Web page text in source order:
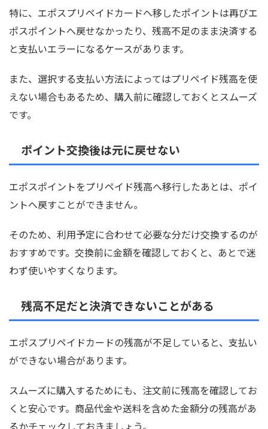
特に、エポスプリペイドカードへ移したポイントは再びエ
ポスポイントへ戻せなかったり、残高不足のまま決済する
と支払いエラーになるケースがあります。
また、選択する支払い方法によってはプリペイド残高を使
えない場合もあるため、購入前に確認しておくとスムーズ
です。
ポイント交換後は元に戻せない
エポスポイントをプリペイド残高へ移行したあとは、ポイ
ントへ戻すことができません。
そのため、利用予定に合わせて必要な分だけ交換するのが
おすすめです。交換前に金額を確認しておくと、あとで迷
わず使いやすくなります。
残高不足だと決済できないことがある
エポスプリペイドカードの残高が不足していると、支払い
ができない場合があります。
スムーズに購入するためにも、注文前に残高を確認してお
くと安心です。商品代金や送料を含めた金額分の残高があ